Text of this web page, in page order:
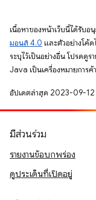
เนื้อหาของหน้าเว็บนี้ได้รับอ
มอนส์ 4.0 และตัวอย่างโค้
ระบุไว้เป็นอย่างอื่น โปรดดูร
Java เป็นเครื่องหมายการ
อัปเดตล่าสุด 2023-09-12
มีส่วนร่วม
รายงานข้อบกพร่อง
ดูประเด็นที่เปิดอยู่